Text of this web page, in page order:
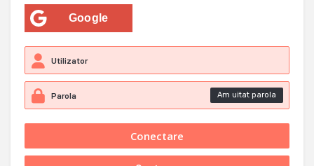
Google
Am uitat parola